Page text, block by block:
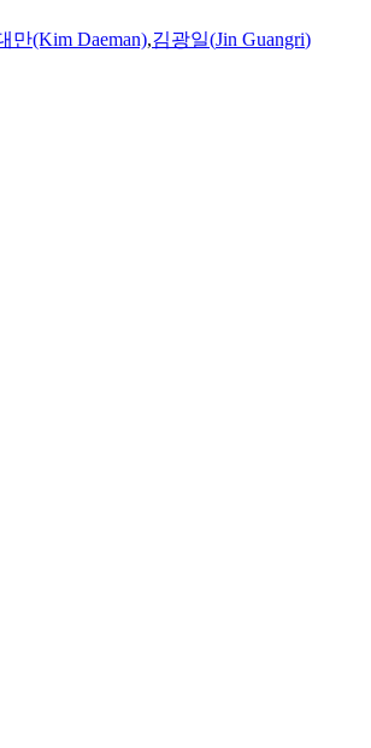
만(Kim Daeman),김광일(Jin Guangri)